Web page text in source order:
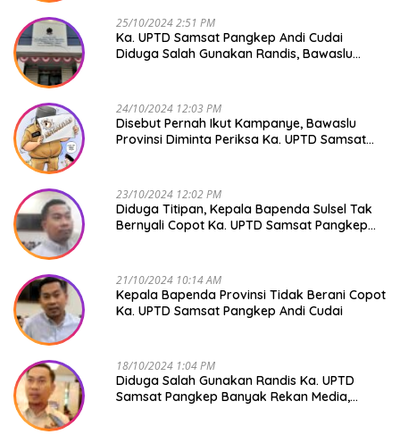
25/10/2024 2:51 PM
Ka. UPTD Samsat Pangkep Andi Cudai
Diduga Salah Gunakan Randis, Bawaslu
24/10/2024 12:03 PM
Disebut Pernah Ikut Kampanye, Bawaslu
Provinsi Diminta Periksa Ka. UPTD Samsat
23/10/2024 12:02 PM
Diduga Titipan, Kepala Bapenda Sulsel Tak
Bernyali Copot Ka. UPTD Samsat Pangkep
21/10/2024 10:14 AM
Kepala Bapenda Provinsi Tidak Berani Copot
Ka. UPTD Samsat Pangkep Andi Cudai
18/10/2024 1:04 PM
Diduga Salah Gunakan Randis Ka. UPTD
Samsat Pangkep Banyak Rekan Media,